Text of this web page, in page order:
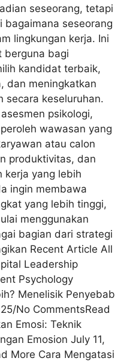
seseorang, tetapi
bagaimana seseorang
lingkungan kerja. Ini
berguna bagi
kandidat terbaik,
dan meningkatkan
secara keseluruhan.
psikologi,
wawasan yang
atau calon
produktivitas, dan
kerja yang lebih
ingin membawa
yang lebih tinggi,
menggunakan
bagian dari strategi
Recent Article All
Leadership
Psychology
Menelisik Penyebab
No CommentsRead
Emosi: Teknik
Emosion July 11,
More Cara Mengatasi